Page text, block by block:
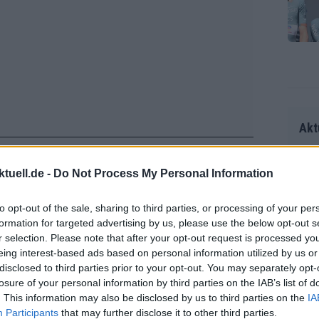
- Do Not Process My Personal Information
opt-out of the sale, sharing to third parties, or processing of your
for targeted advertising by us, please use the below opt-out
selection. Please note that after your opt-out request is processed
interest-based ads based on personal information utilized by us
to third parties prior to your opt-out. You may separately
of your personal information by third parties on the IAB’s list of
This information may also be disclosed by us to third parties on the
Participants that may further disclose it to other third parties.
jedoch einpendeln und die
bietet den ersten echten
zeigen, wo er steht.
Bogaerts gegenüberIn de
Das ist ein Ziel. Und vor allem
ss
as
et.